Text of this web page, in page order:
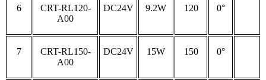
6
CRT-RL120-
A00
DC24V 9.2W 120 0°
7
CRT-RL150-
A00
DC24V 15W 150 0°